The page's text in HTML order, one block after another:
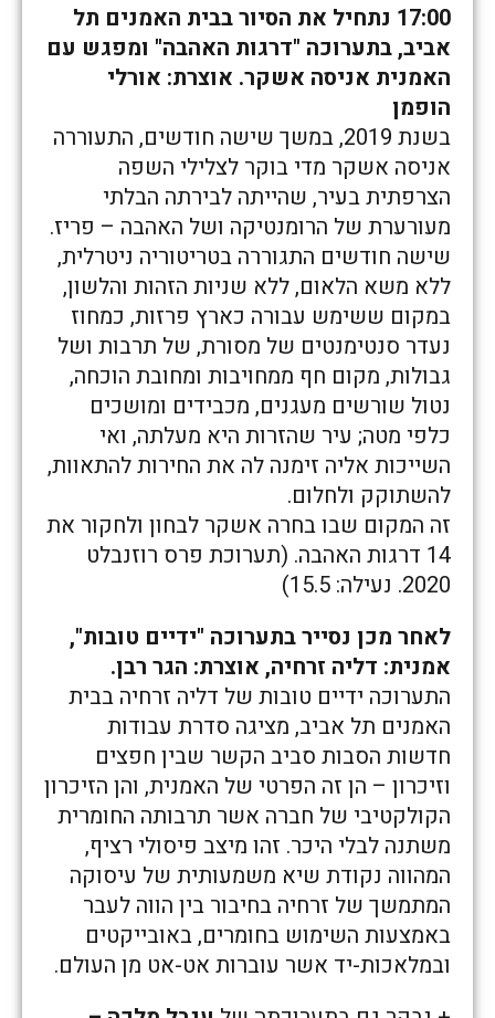
17:00 נתחיל את הסיור בבית האמנים תל
אביב, בתערוכה "דרגות האהבה" ומפגש עם
האמנית אניסה אשקר. אוצרת: אורלי
הופמן
בשנת 2019, במשך שישה חודשים, התעוררה
אניסה אשקר מדי בוקר לצלילי השפה
הצרפתית בעיר, שהייתה לבירתה הבלתי
מעורערת של הרומנטיקה ושל האהבה – פריז.
שישה חודשים התגוררה בטריטוריה ניטרלית,
ללא משא הלאום, ללא שניות הזהות והלשון,
במקום ששימש עבורה כארץ פרזות, כמחוז
נעדר סנטימנטים של מסורת, של תרבות ושל
גבולות, מקום חף ממחויבות ומחובת הוכחה,
נטול שורשים מעגנים, מכבידים ומושכים
כלפי מטה; עיר שהזרות היא מעלתה, ואי
השייכות אליה זימנה לה את החירות להתאוות,
להשתוקק ולחלום.
זה המקום שבו בחרה אשקר לבחון ולחקור את
14 דרגות האהבה. (תערוכת פרס רוזנבלט
2020. נעילה: 15.5)
לאחר מכן נסייר בתערוכה "ידיים טובות",
אמנית: דליה זרחיה, אוצרת: הגר רבן.
התערוכה ידיים טובות של דליה זרחיה בבית
האמנים תל אביב, מציגה סדרת עבודות
חדשות הסבות סביב הקשר שבין חפצים
וזיכרון – הן זה הפרטי של האמנית, והן הזיכרון
הקולקטיבי של חברה אשר תרבותה החומרית
משתנה לבלי היכר. זהו מיצב פיסולי רציף,
המהווה נקודת שיא משמעותית של עיסוקה
המתמשך של זרחיה בחיבור בין הווה לעבר
באמצעות השימוש בחומרים, באובייקטים
ובמלאכות-יד אשר עוברות אט-אט מן העולם.